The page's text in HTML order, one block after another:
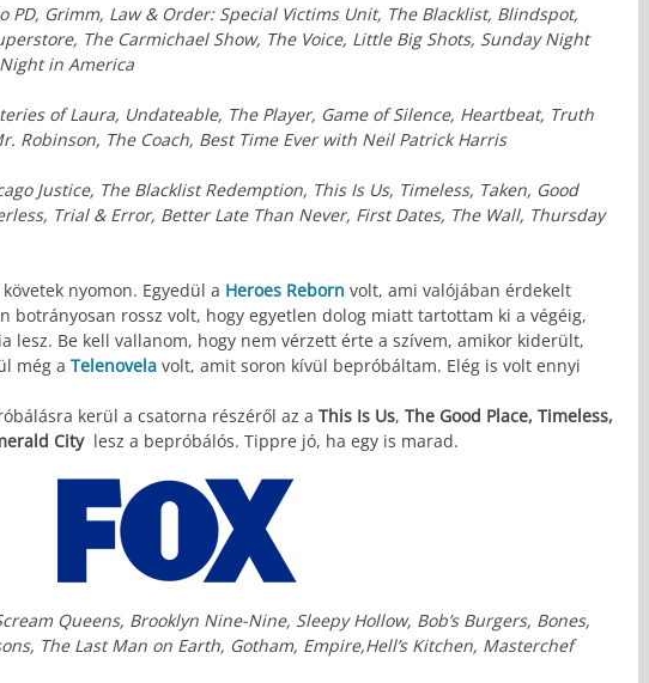
PD, Grimm, Law & Order: Special Victims Unit, The Blacklist, Blindspot,
The Carmichael Show, The Voice, Little Big Shots, Sunday Night
in America
of Laura, Undateable, The Player, Game of Silence, Heartbeat, Truth
Robinson, The Coach, Best Time Ever with Neil Patrick Harris
Justice, The Blacklist Redemption, This Is Us, Timeless, Taken, Good
Trial & Error, Better Late Than Never, First Dates, The Wall, Thursday
nyomon. Egyedül a Heroes Reborn volt, ami valójában érdekelt
botrányosan rossz volt, hogy egyetlen dolog miatt tartottam ki a végéig,
lesz. Be kell vallanom, hogy nem vérzett érte a szívem, amikor kiderült,
még a Telenovela volt, amit soron kívül bepróbáltam. Elég is volt ennyi
kerül a csatorna részéről az a This Is Us, The Good Place, Timeless,
City lesz a bepróbálós. Tippre jó, ha egy is marad.
Queens, Brooklyn Nine-Nine, Sleepy Hollow, Bob’s Burgers, Bones,
The Last Man on Earth, Gotham, Empire,Hell’s Kitchen, Masterchef